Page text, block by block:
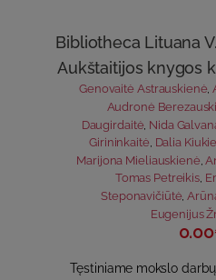
Bibliotheca Lituana
Aukštaitijos knygos
Genovaitė Astrauskienė,
Audronė
Daugirdaitė Nida
Girininkaitė, Dalia
Marijona Mieliauskienė
Tomas Petreikis,
Steponavičiūtė,
Eugenijus
Tęstiniame mokslo